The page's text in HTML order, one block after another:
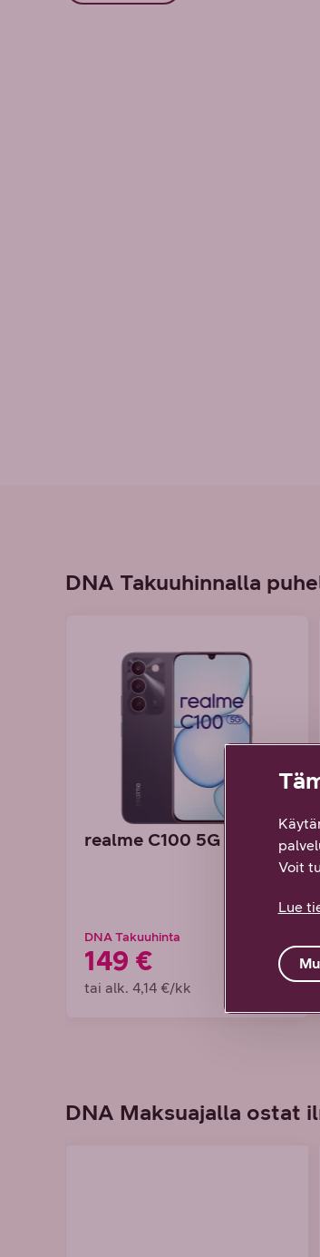
DNA Takuuhinnalla
realme C100 5G
DNA Takuuhinta
149 €
tai alk. 4,14 €/kk
DNA Maksuajalla ostat
Voit
Lue